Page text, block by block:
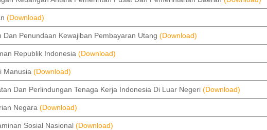
(Download)
Penundaan Kewajiban Pembayaran Utang (Download)
Republik Indonesia (Download)
Manusia (Download)
Dan Perlindungan Tenaga Kerja Indonesia Di Luar Negeri (Download)
Negara (Download)
Sosial Nasional (Download)